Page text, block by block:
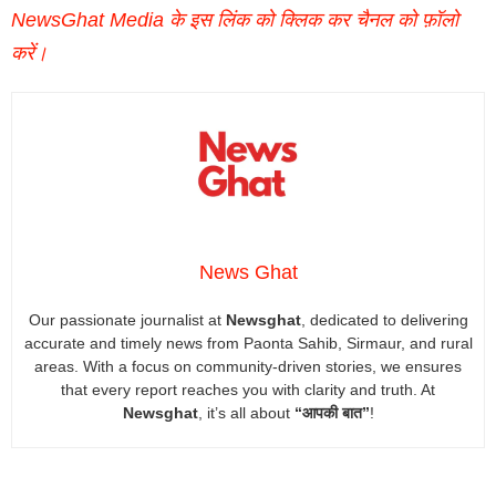
NewsGhat Media के इस लिंक को क्लिक कर चैनल को फ़ॉलो
करें।
News Ghat
Our passionate journalist at Newsghat, dedicated to delivering
accurate and timely news from Paonta Sahib, Sirmaur, and rural
areas. With a focus on community-driven stories, we ensures
that every report reaches you with clarity and truth. At
Newsghat, it’s all about “आपकी बात”!